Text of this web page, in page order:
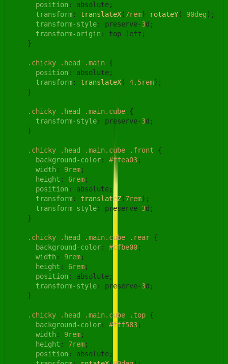
position: absolute;
transform: translateX(7rem) rotateY(-90deg);
transform-style: preserve-3d;
transform-origin: top left;
    }
.chicky .head .main {
position: absolute;
transform: translateX(-4.5rem);
    }
.chicky .head .main.cube {
transform-style: preserve-3d;
    }
.chicky .head .main.cube .front {
background-color: #ffea03;
width: 9rem;
height : 6rem;
position: absolute;
transform: translateZ(7rem);
transform-style: preserve-3d;
    }
.chicky .head .main.cube .rear {
background-color: #cfbe00;
width: 9rem;
height : 6rem;
position: absolute;
transform-style: preserve-3d;
    }
.chicky .head .main.cube .top {
background-color: #fff583;
width: 9rem;
height : 7rem;
position: absolute;